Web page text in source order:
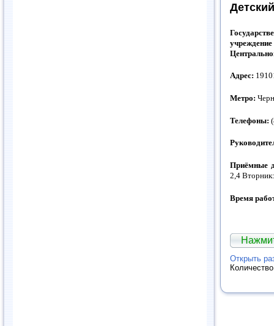
Адрес:
Метро:
Телефоны:
Приёмные
2,4
Время
Открыть